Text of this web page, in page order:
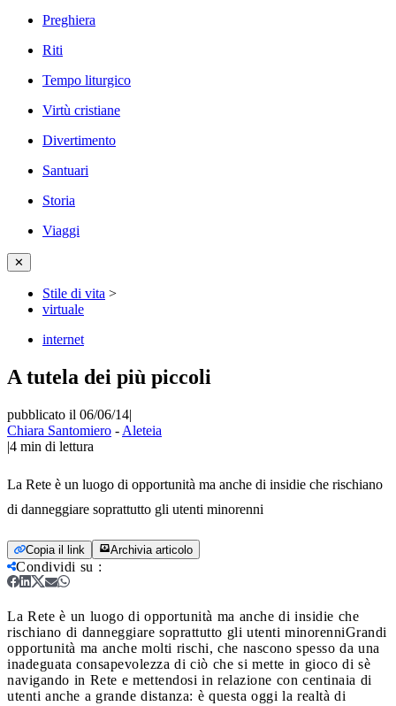
Preghiera
Riti
Tempo liturgico
Virtù cristiane
Divertimento
Santuari
Storia
Viaggi
✕
Stile di vita >
virtuale
internet
A tutela dei più piccoli
pubblicato il 06/06/14|
Chiara Santomiero - Aleteia
|4 min di lettura
La Rete è un luogo di opportunità ma anche di insidie che rischiano
di danneggiare soprattutto gli utenti minorenni
Copia il link Archivia articolo
Condividi su :
La Rete è un luogo di opportunità ma anche di insidie che
rischiano di danneggiare soprattutto gli utenti minorenniGrandi
opportunità ma anche molti rischi, che nascono spesso da una
inadeguata consapevolezza di ciò che si mette in gioco di sè
navigando in Rete e mettendosi in relazione con centinaia di
utenti anche a grande distanza: è questa oggi la realtà di